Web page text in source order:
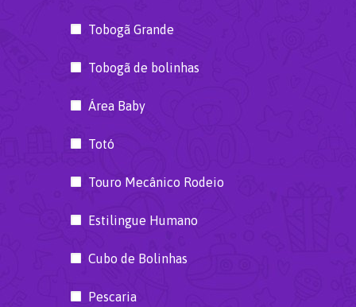
Tobogã Grande
Tobogã de bolinhas
Área Baby
Totó
Touro Mecânico Rodeio
Estilingue Humano
Cubo de Bolinhas
Pescaria